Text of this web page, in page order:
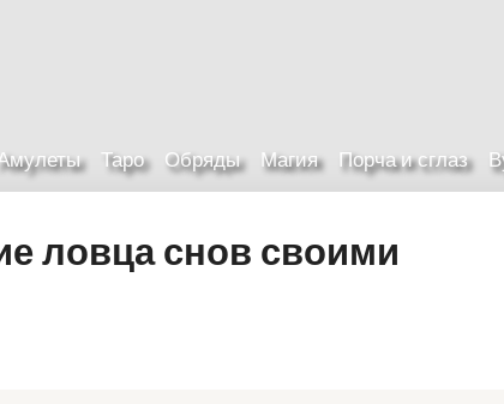
Таро Обряды Магия Порча и сглаз
ловца снов своими